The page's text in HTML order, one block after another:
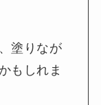
塗りなが
もしれま